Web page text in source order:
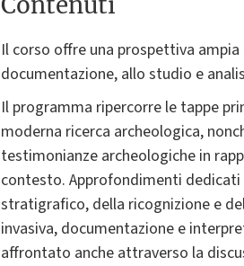
Il corso offre una prospettiva
documentazione, allo studio e
Il programma ripercorre le tappe
moderna ricerca archeologica,
testimonianze archeologiche in
contesto. Approfondimenti
stratigrafico, della ricognizione e
invasiva, documentazione e
affrontato anche attraverso la